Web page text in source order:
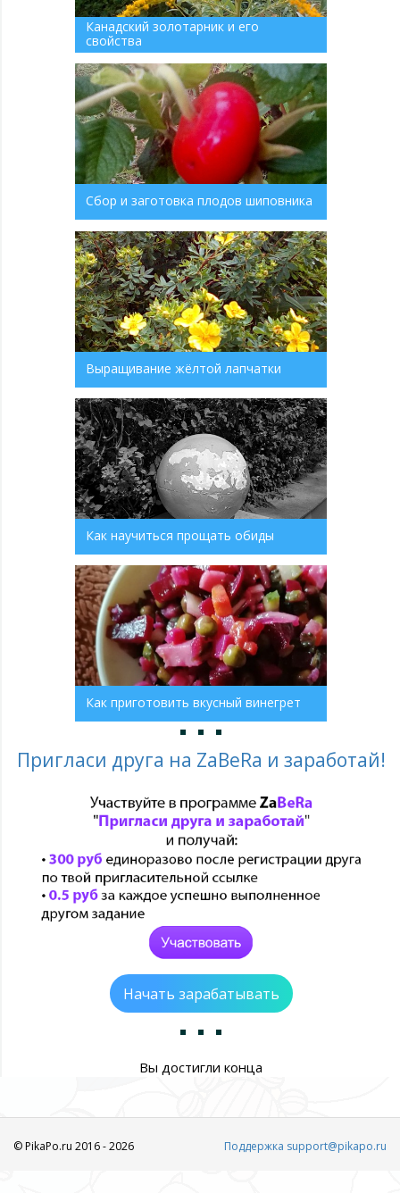
Канадский золотарник и его
свойства
Сбор и заготовка плодов шиповника
Выращивание жёлтой лапчатки
Как научиться прощать обиды
Как приготовить вкусный винегрет
Пригласи друга на ZaBeRa и заработай!
Начать зарабатывать
Вы достигли конца
© PikaPo.ru 2016 - 2026 Поддержка support@pikapo.ru